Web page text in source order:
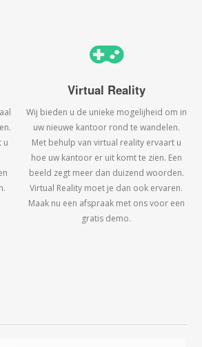
u
Virtual Reality
Wij bieden u de unieke mogelijheid om in
uw nieuwe kantoor rond te wandelen.
Met behulp van virtual reality ervaart u
hoe uw kantoor er uit komt te zien. Een
beeld zegt meer dan duizend woorden.
Virtual Reality moet je dan ook ervaren.
Maak nu een afspraak met ons voor een
gratis demo.